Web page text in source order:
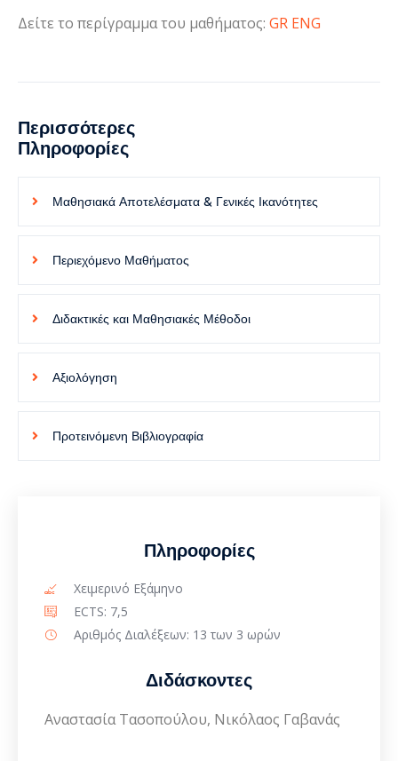
Δείτε το περίγραμμα του μαθήματος: GR ENG
Περισσότερες
Πληροφορίες
Μαθησιακά Αποτελέσματα & Γενικές Ικανότητες
Περιεχόμενο Μαθήματος
Διδακτικές και Μαθησιακές Μέθοδοι
Αξιολόγηση
Προτεινόμενη Βιβλιογραφία
Πληροφορίες
Χειμερινό Εξάμηνο
ECTS: 7,5
Αριθμός Διαλέξεων: 13 των 3 ωρών
Διδάσκοντες
Αναστασία Τασοπούλου, Νικόλαος Γαβανάς